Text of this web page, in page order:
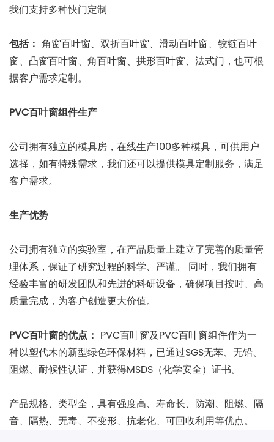
我们支持多种快门定制
包括： 角窗百叶窗、双折百叶窗、滑动百叶窗、铰链百叶
窗、凸窗百叶窗、角百叶窗、拱形百叶窗、法式门，也可根
据客户需求定制。
PVC百叶窗组件生产
公司拥有独立的模具房，在线生产100多种模具，可供用户
选择，如有特殊需求，我们还可以提供模具定制服务，满足
客户需求。
生产优势
公司拥有独立的实验室，在产品质量上建立了完善的质量管
理体系，保证了研究过程的科学、严谨。 同时，我们拥有
经验丰富的研发团队和先进的科研设备，确保项目按时、高
质量完成，为客户创造更大价值。
PVC百叶窗的优点： PVC百叶窗及PVC百叶窗组件作为一
种以塑代木的新型绿色环保材料，已通过SGS无苯、无铅、
阻燃、耐候性认证，并获得MSDS（化学安全）证书。
产品规格、类型全，具有强度高、寿命长、防潮、阻燃、隔
音、隔热、无毒、不变形、抗老化、可回收利用等优点。